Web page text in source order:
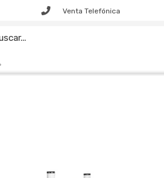
Venta Telefónica